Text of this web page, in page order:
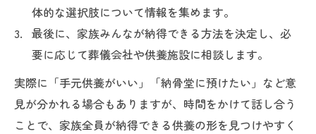
体的な選択肢について情報を集めます。
最後に、家族みんなが納得できる方法を決定し、必
要に応じて葬儀会社や供養施設に相談します。
実際に「手元供養がいい」「納骨堂に預けたい」など意
見が分かれる場合もありますが、時間をかけて話し合う
ことで、家族全員が納得できる供養の形を見つけやすく